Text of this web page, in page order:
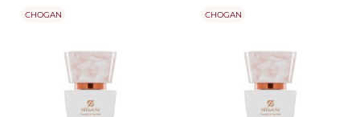
CHOGAN CHOGAN